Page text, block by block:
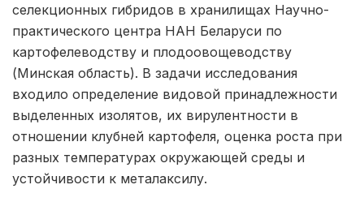
селекционных гибридов в хранилищах Научно-
практического центра НАН Беларуси по
картофелеводству и плодоовощеводству
(Минская область). В задачи исследования
входило определение видовой принадлежности
выделенных изолятов, их вирулентности в
отношении клубней картофеля, оценка роста при
разных температурах окружающей среды и
устойчивости к металаксилу.